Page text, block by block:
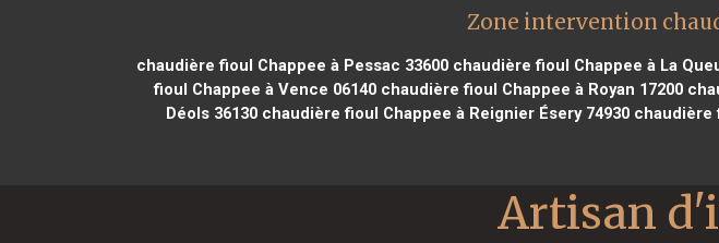
Zone intervention
chaudière fioul Chappee à Pessac 33600 chaudière fioul Chappee à La
fioul Chappee à Vence 06140chaudière fioul Chappee à Royan 17200
Déols 36130chaudière fioul Chappee à Reignier Ésery 74930chaudière
Artisan